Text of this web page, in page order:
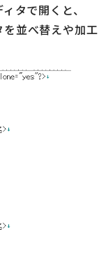
タで開くと、
並べ替えや加工